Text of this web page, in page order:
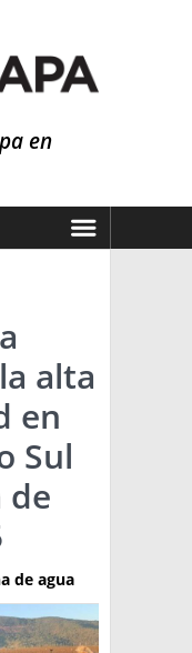
en
alta
en
Sul
de
de agua